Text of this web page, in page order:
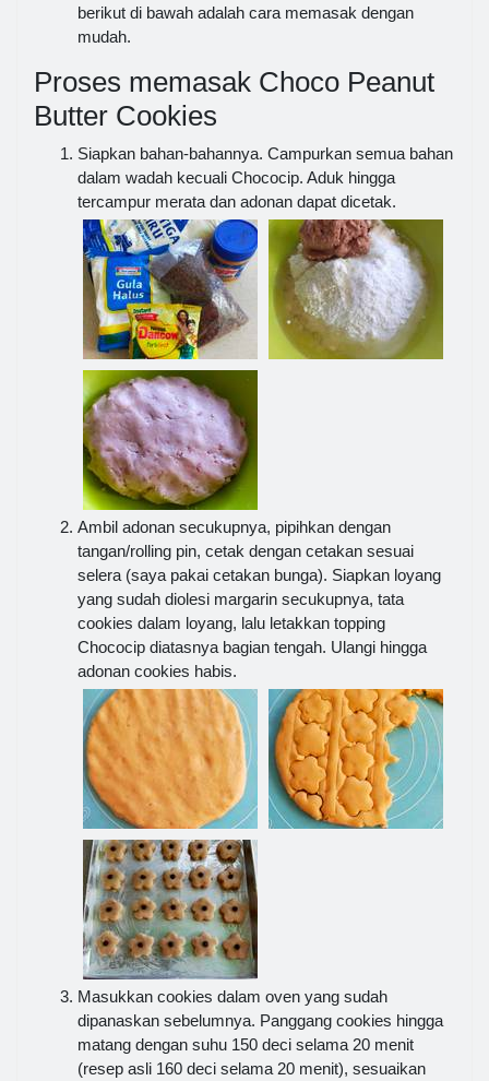
berikut di bawah adalah cara memasak dengan
mudah.
Proses memasak Choco Peanut
Butter Cookies
Siapkan bahan-bahannya. Campurkan semua bahan
dalam wadah kecuali Chococip. Aduk hingga
tercampur merata dan adonan dapat dicetak.
Ambil adonan secukupnya, pipihkan dengan
tangan/rolling pin, cetak dengan cetakan sesuai
selera (saya pakai cetakan bunga). Siapkan loyang
yang sudah diolesi margarin secukupnya, tata
cookies dalam loyang, lalu letakkan topping
Chococip diatasnya bagian tengah. Ulangi hingga
adonan cookies habis.
Masukkan cookies dalam oven yang sudah
dipanaskan sebelumnya. Panggang cookies hingga
matang dengan suhu 150 deci selama 20 menit
(resep asli 160 deci selama 20 menit), sesuaikan